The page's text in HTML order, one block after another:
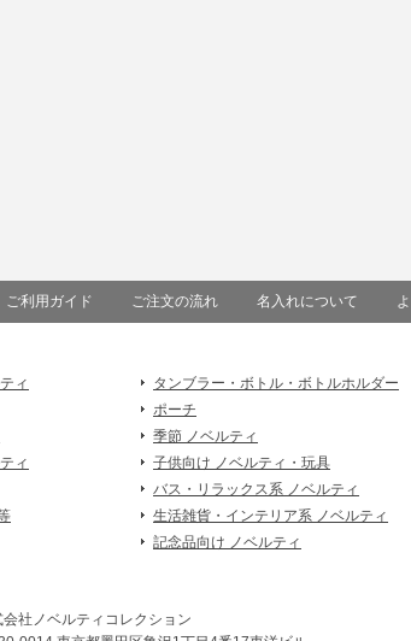
ご利用ガイド ご注文の流れ 名入れについて
ィ タンブラー・ボトル・ボトルホルダー
ポーチ
季節 ノベルティ
ィ 子供向け ノベルティ・玩具
バス・リラックス系 ノベルティ
生活雑貨・インテリア系 ノベルティ
記念品向け ノベルティ
会社ノベルティコレクション